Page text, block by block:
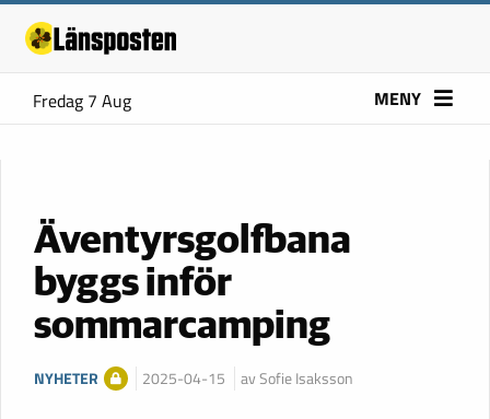
Fredag 7 Aug MENY
Äventyrsgolfbana
byggs inför
sommarcamping
NYHETER 2025-04-15 av Sofie Isaksson